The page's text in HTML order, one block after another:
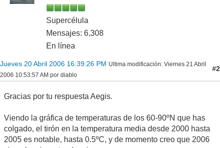
Supercélula
Mensajes: 6,308
En línea
Jueves 20 Abril 2006 16:39:26 PM Ultima modificación: Viernes 21 Abril
2006 10:53:57 AM por diablo
#2
Gracias por tu respuesta Aegis.
Viendo la gráfica de temperaturas de los 60-90ºN que has
colgado, el tirón en la temperatura media desde 2000 hasta
2005 es notable, hasta 0.5ºC, y de momento creo que 2006